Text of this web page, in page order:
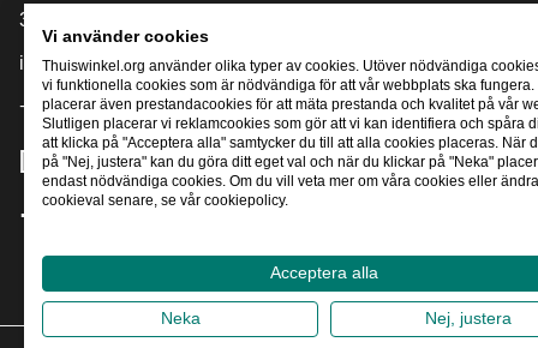
3905 NL Veenendaal
info@thuiswinkel.org
+31 (0)318 64 85 75
[_General:SocialMediaTitle]
Vi använder cookies
Thuiswinkel.org använder olika typer av cookies. Utöver nödvändiga
vi funktionella cookies som är nödvändiga för att vår webbplats ska fungera.
placerar även prestandacookies för att mäta prestanda och kvalitet på vår
Slutligen placerar vi reklamcookies som gör att vi kan identifiera och spåra
att klicka på "Acceptera alla" samtycker du till att alla cookies placeras. När
på "Nej, justera" kan du göra ditt eget val och när du klickar på "Neka"
endast nödvändiga cookies. Om du vill veta mer om våra cookies eller
cookieval senare, se vår cookiepolicy.
Acceptera alla
Neka Nej, justera